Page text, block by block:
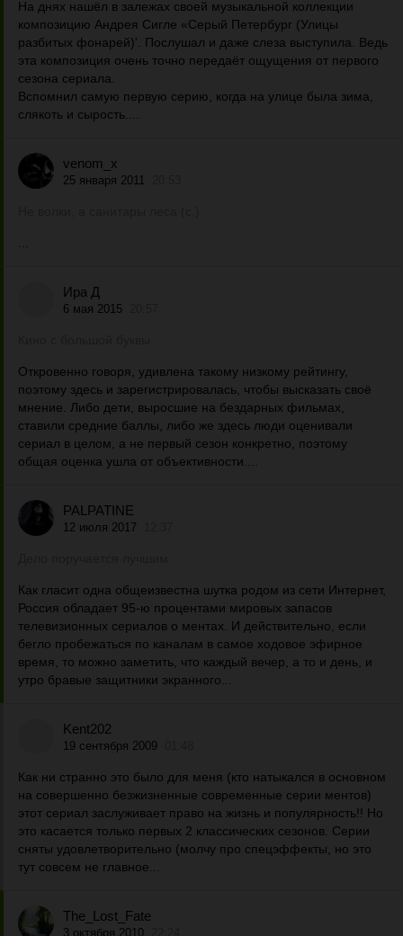
На днях нашёл в залежах своей музыкальной коллекции
композицию Андрея Сигле «Серый Петербург (Улицы
разбитых фонарей)'. Послушал и даже слеза выступила. Ведь
эта композиция очень точно передаёт ощущения от первого
сезона сериала.
Вспомнил самую первую серию, когда на улице была зима,
слякоть и сырость....
venom_x
25 января 2011
Ира Д
6 мая 2015
Откровенно говоря, удивлена такому низкому рейтингу,
поэтому здесь и зарегистрировалась, чтобы высказать своё
мнение. Либо дети, выросшие на бездарных фильмах,
ставили средние баллы, либо же здесь люди оценивали
сериал в целом, а не первый сезон конкретно, поэтому
общая оценка ушла от объективности....
PALPATINE
12 июля 2017
Как гласит одна общеизвестна шутка родом из сети Интернет,
Россия обладает 95-ю процентами мировых запасов
телевизионных сериалов о ментах. И действительно, если
бегло пробежаться по каналам в самое ходовое эфирное
время, то можно заметить, что каждый вечер, а то и день, и
утро бравые защитники экранного...
Kent202
19 сентября 2009
Как ни странно это было для меня (кто натыкался в основном
на совершенно безжизненные современные серии ментов)
этот сериал заслуживает право на жизнь и популярность!! Но
это касается только первых 2 классических сезонов. Серии
сняты удовлетворительно (молчу про спецэффекты, но это
тут совсем не главное...
The_Lost_Fate
3 октября 2010